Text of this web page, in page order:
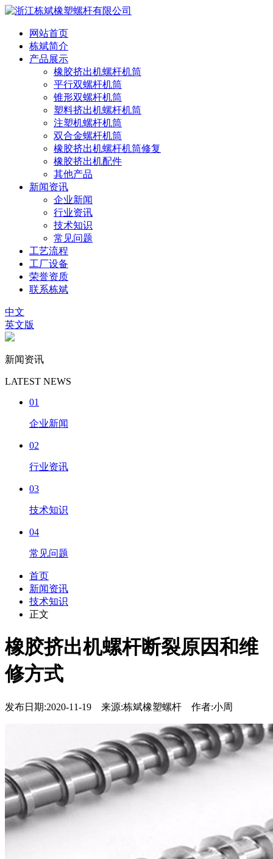
网站首页
栋斌简介
产品展示
橡胶挤出机螺杆机筒
平行双螺杆机筒
锥形双螺杆机筒
塑料挤出机螺杆机筒
注塑机螺杆机筒
双合金螺杆机筒
橡胶挤出机螺杆机筒修复
橡胶挤出机配件
其他产品
新闻资讯
企业新闻
行业资讯
技术知识
常见问题
工艺流程
工厂设备
荣誉资质
联系栋斌
中文
英文版
新闻资讯
LATEST NEWS
01
企业新闻
02
行业资讯
03
技术知识
04
常见问题
首页
新闻资讯
技术知识
正文
橡胶挤出机螺杆断裂原因和维
修方式
发布日期:2020-11-19 来源:栋斌橡塑螺杆 作者:小周